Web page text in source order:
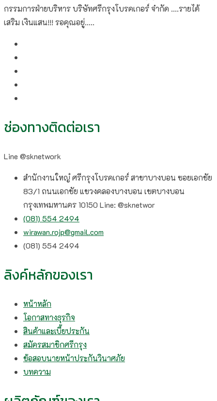
กรรมการฝ่ายบริหาร บริษัทศรีกรุงโบรคเกอร์ จำกัด ....รายได้
เสริม เงินแสน!!! รอคุณอยู่.....
ช่องทางติดต่อเรา
Line @sknetwork
สำนักงานใหญ๋ ศรีกรุงโบรคเกอร์ สาขาบางบอน ซอยเอกชัย
83/1 ถนนเอกชัย แขวงคลองบางบอน เขตบางบอน
กรุงเทพมหานคร 10150 Line: @sknetwor
(081) 554 2494​
wirawan.rojp@gmail.com
(081) 554 2494​
ลิงค์หลักของเรา
หน้าหลัก
โอกาสทางธุรกิจ
สินค้าและเบี้ยประกัน
สมัครสมาชิกศรีกรุง
ข้อสอบนายหน้าประกันวินาศภัย
บทความ